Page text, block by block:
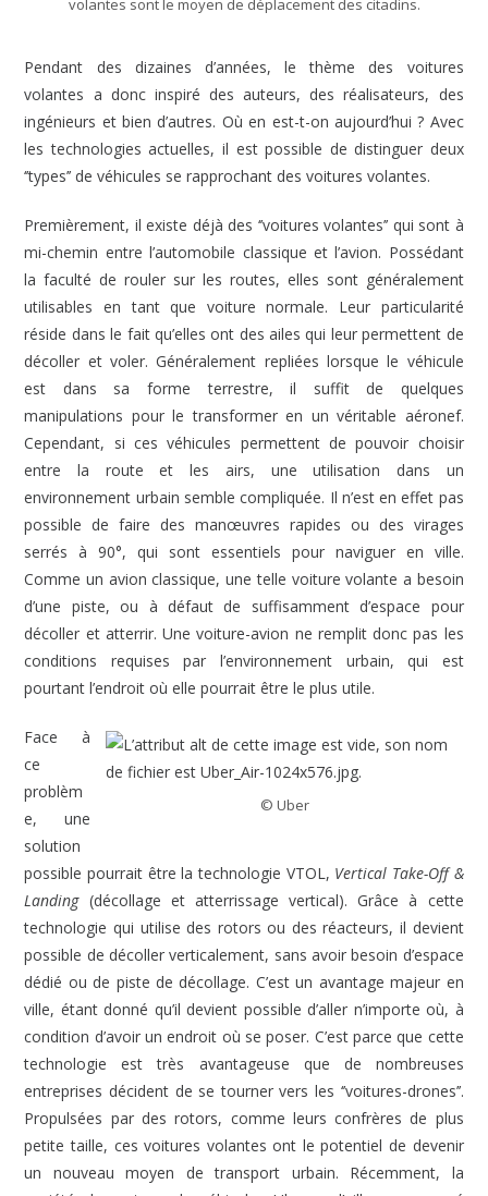
volantes sont le moyen de déplacement des citadins.
Pendant des dizaines d’années, le thème des voitures
volantes a donc inspiré des auteurs, des réalisateurs, des
ingénieurs et bien d’autres. Où en est-t-on aujourd’hui ? Avec
les technologies actuelles, il est possible de distinguer deux
‘’types’’ de véhicules se rapprochant des voitures volantes.
Premièrement, il existe déjà des ‘’voitures volantes’’ qui sont à
mi-chemin entre l’automobile classique et l’avion. Possédant
la faculté de rouler sur les routes, elles sont généralement
utilisables en tant que voiture normale. Leur particularité
réside dans le fait qu’elles ont des ailes qui leur permettent de
décoller et voler. Généralement repliées lorsque le véhicule
est dans sa forme terrestre, il suffit de quelques
manipulations pour le transformer en un véritable aéronef.
Cependant, si ces véhicules permettent de pouvoir choisir
entre la route et les airs, une utilisation dans un
environnement urbain semble compliquée. Il n’est en effet pas
possible de faire des manœuvres rapides ou des virages
serrés à 90°, qui sont essentiels pour naviguer en ville.
Comme un avion classique, une telle voiture volante a besoin
d’une piste, ou à défaut de suffisamment d’espace pour
décoller et atterrir. Une voiture-avion ne remplit donc pas les
conditions requises par l’environnement urbain, qui est
pourtant l’endroit où elle pourrait être le plus utile.
© Uber
Face à
ce
problèm
e, une
solution
possible pourrait être la technologie VTOL, Vertical Take-Off &
Landing (décollage et atterrissage vertical). Grâce à cette
technologie qui utilise des rotors ou des réacteurs, il devient
possible de décoller verticalement, sans avoir besoin d’espace
dédié ou de piste de décollage. C’est un avantage majeur en
ville, étant donné qu’il devient possible d’aller n’importe où, à
condition d’avoir un endroit où se poser. C’est parce que cette
technologie est très avantageuse que de nombreuses
entreprises décident de se tourner vers les ‘’voitures-drones’’.
Propulsées par des rotors, comme leurs confrères de plus
petite taille, ces voitures volantes ont le potentiel de devenir
un nouveau moyen de transport urbain. Récemment, la